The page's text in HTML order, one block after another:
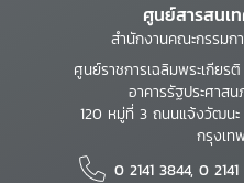
ศูนย์สารสนเ
สำนักงานคณะกรรมก
ศูนย์ราชการเฉลิมพระเกีย
อาคารรัฐประศาส
120 หมู่ที่ 3 ถนนแจ้งวัฒน
กรุงเท
0 2141 3844, 0